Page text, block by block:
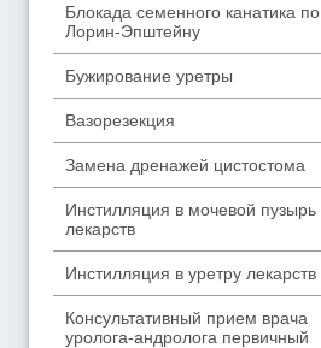
Блокада семенного канатика по
Лорин-Эпштейну
Бужирование уретры
Вазорезекция
Замена дренажей цистостома
Инстилляция в мочевой пузырь
лекарств
Инстилляция в уретру лекарств
Консультативный прием врача
уролога-андролога первичный